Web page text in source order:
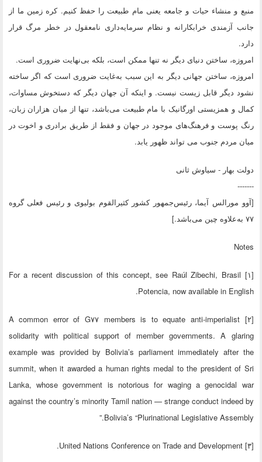
منبع و منشاء حیات و جامعه یعنی مام طبیعت را حفظ کنیم. کره زمین ما از
جانب آزمندی خرابکارانه و نظام سرمایه‌داری نامعقول در خطر مرگ قرار
دارد.
امروزه،‌ ساختن دنیای دیگر نه تنها ممکن است، ‌بلکه بی‌نهایت ضروری است.
امروزه، ساختن جهانی دیگر به این سبب به‌غایت ضروری است که اگر ساخته
نشود دیگر قابل زیست نیست. و اینکه آن جهان دیگر که دستخوش مساوات،
کمال و همزیستی اورگانیک با مام طبیعت می‌باشد، تنها از میان هزاران زبان،
رنگ پوست و فرهنگ‌های موجود در جهان و فقط از طریق برادری و اخوت در
میان مردم جنوب می تواند ظهور یابد.
دولت بهار - سیاوش ثانی
-------
[آوو مورالس آیما، رئیس‌جمهور کشور کثیرالقوم بولیوی و رئیس فعلی گروه
۷۷ به‌علاوه چین می‌باشد.]
Notes
[۱] For a recent discussion of this concept, see Raúl Zibechi, Brasil
Potencia, now available in English.
[۲] A common error of G۷۷ members is to equate anti-imperialist
solidarity with political support of member governments. A glaring
example was provided by Bolivia’s parliament immediately after the
summit, when it awarded a human rights medal to the president of Sri
Lanka, whose government is notorious for waging a genocidal war
against the country’s minority Tamil nation — strange conduct indeed by
Bolivia’s “Plurinational Legislative Assembly.”
[۳] United Nations Conference on Trade and Development.